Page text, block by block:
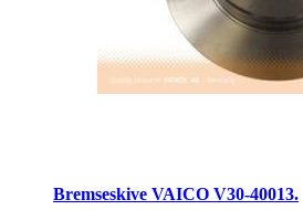
Bremseskive VAICO V30-40013.